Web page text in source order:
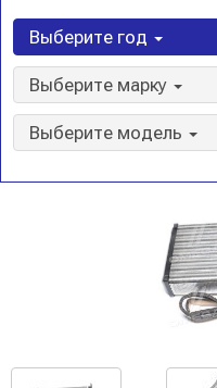
Выберите год
Выберите марку
Выберите модель